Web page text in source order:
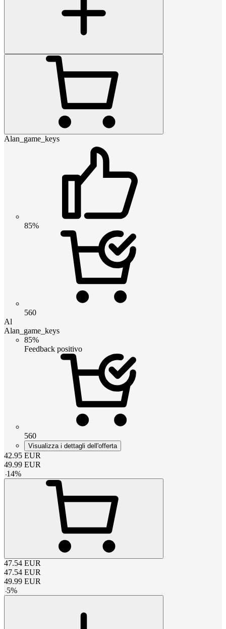
Alan_game_keys
85%
560
Al
Alan_game_keys
85%
Feedback positivo
560
Visualizza i dettagli dell'offerta
42.95 EUR
49.99 EUR
-14%
47.54 EUR
47.54 EUR
49.99 EUR
-5%